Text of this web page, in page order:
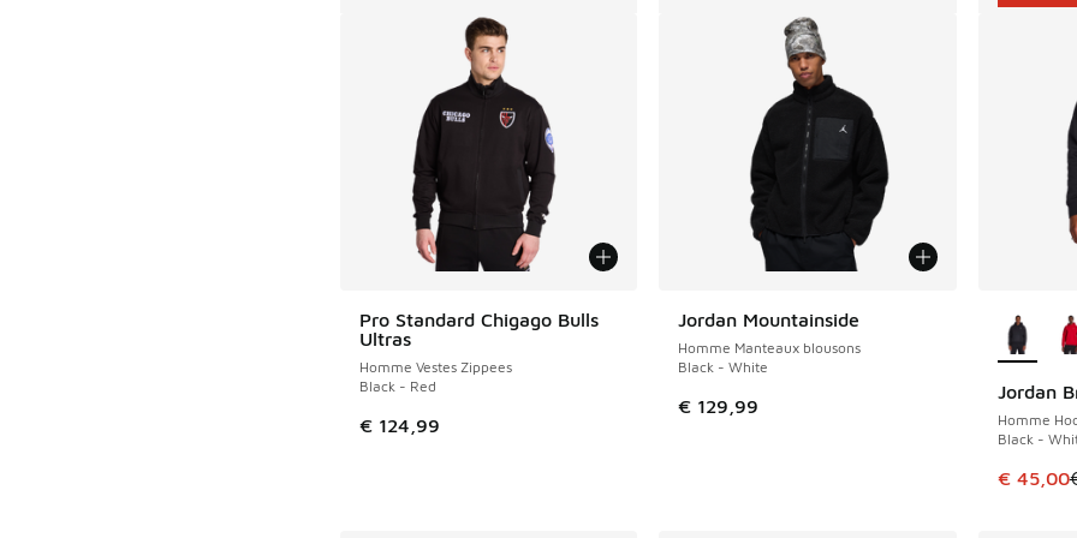
Pro Standard Chigago Bulls
Ultras
Homme Vestes Zippees
Black - Red
€ 124,99
Jordan Mountainside
Homme Manteaux blousons
Black - White
€ 129,99
Jordan
Homme
Black -
Cet
€ 45,00